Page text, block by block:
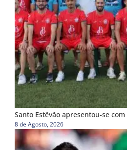
Santo Estêvão apresentou-se
8 de Agosto, 2026